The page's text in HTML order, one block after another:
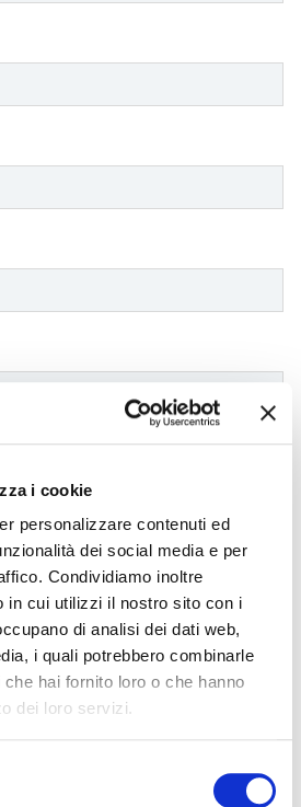
i cookie
personalizzare contenuti ed
dei social media e per
Condividiamo inoltre
in cui utilizzi il nostro sito con i
di analisi dei dati web,
i quali potrebbero combinarle
hai fornito loro o che hanno
dei loro servizi.